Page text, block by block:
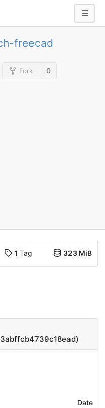
freecad
Fork 0
1 Tag 323 MiB
Date